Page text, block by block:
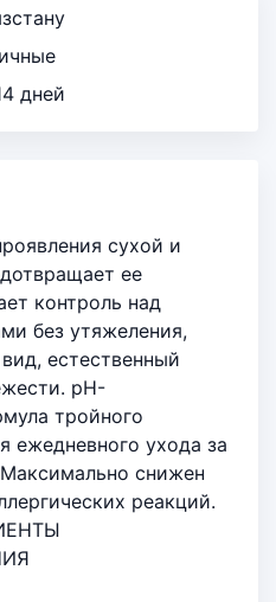
дней
сухой и
ее
контроль над
без утяжеления,
естественный
pH-
тройного
ежедневного ухода за
снижен
реакций.